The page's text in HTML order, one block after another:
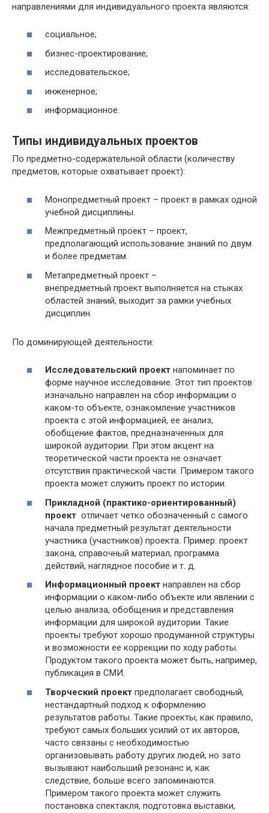
направлениями для индивидуального проекта являются:
социальное;
бизнес-проектирование;
исследовательское;
инженерное;
информационное.
Типы индивидуальных проектов
По предметно-содержательной области (количеству
предметов, которые охватывает проект):
Монопредметный проект – проект в рамках одной
учебной дисциплины.
Межпредметный проект – проект,
предполагающий использование знаний по двум
и более предметам.
Метапредметный проект –
внепредметный проект выполняется на стыках
областей знаний, выходит за рамки учебных
дисциплин.
По доминирующей деятельности:
Исследовательский проект напоминает по
форме научное исследование. Этот тип проектов
изначально направлен на сбор информации о
каком-то объекте, ознакомление участников
проекта с этой информацией, ее анализ,
обобщение фактов, предназначенных для
широкой аудитории. При этом акцент на
теоретической части проекта не означает
отсутствия практической части. Примером такого
проекта может служить проект по истории.
Прикладной (практико-ориентированный)
проект отличает четко обозначенный с самого
начала предметный результат деятельности
участника (участников) проекта. Пример: проект
закона, справочный материал, программа
действий, наглядное пособие и т. д.
Информационный проект направлен на сбор
информации о каком-либо объекте или явлении с
целью анализа, обобщения и представления
информации для широкой аудитории. Такие
проекты требуют хорошо продуманной структуры
и возможности ее коррекции по ходу работы.
Продуктом такого проекта может быть, например,
публикация в СМИ.
Творческий проект предполагает свободный,
нестандартный подход к оформлению
результатов работы. Такие проекты, как правило,
требуют самых больших усилий от их авторов,
часто связаны с необходимостью
организовывать работу других людей, но зато
вызывают наибольший резонанс и, как
следствие, больше всего запоминаются.
Примером такого проекта может служить
постановка спектакля, подготовка выставки,